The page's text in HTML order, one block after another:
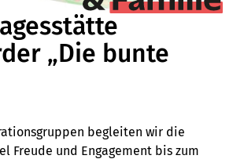
„Die bunte
begleiten wir die
Freude und Engagement bis zum